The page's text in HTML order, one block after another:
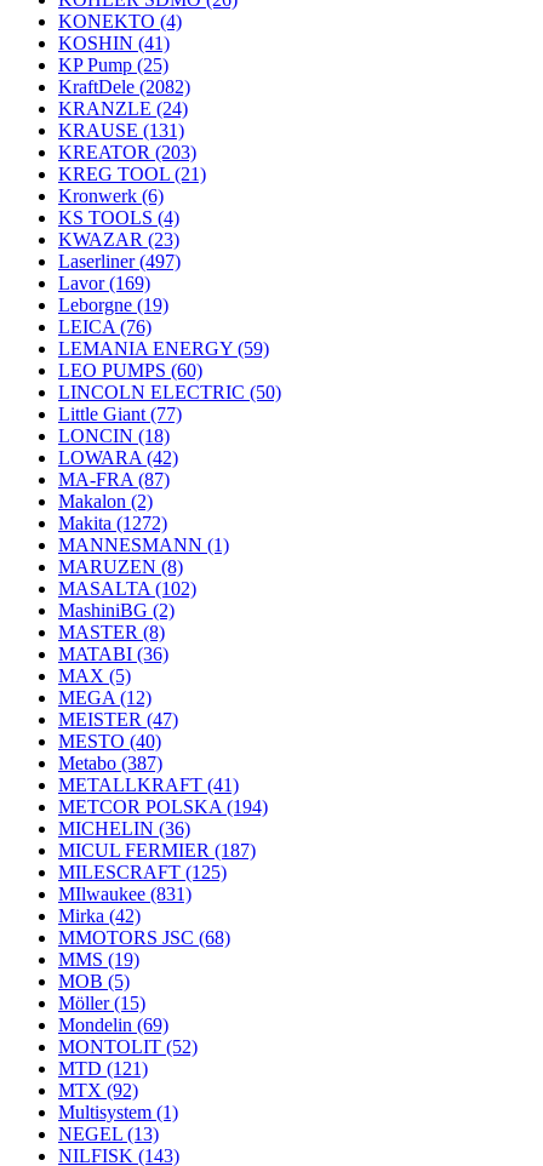
KONEKTO (4)
KOSHIN (41)
KP Pump (25)
KraftDele (2082)
KRANZLE (24)
KRAUSE (131)
KREATOR (203)
KREG TOOL (21)
Kronwerk (6)
KS TOOLS (4)
KWAZAR (23)
Laserliner(497)
Lavor(169)
Leborgne (19)
LEICA (76)
LEMANIA ENERGY (59)
LEO PUMPS (60)
LINCOLN ELECTRIC (50)
Little Giant (77)
LONCIN (18)
LOWARA (42)
MA-FRA (87)
Makalon (2)
Makita (1272)
MANNESMANN (1)
MARUZEN (8)
MASALTA (102)
MashiniBG (2)
MASTER (8)
MATABI (36)
MAX (5)
MEGA (12)
MEISTER (47)
MESTO (40)
Metabo (387)
METALLKRAFT (41)
METCOR POLSKA (194)
MICHELIN (36)
MICUL FERMIER (187)
MILESCRAFT (125)
MIlwaukee (831)
Mirka (42)
MMOTORS JSC (68)
MMS (19)
MOB (5)
Möller(15)
Mondelin (69)
MONTOLIT (52)
MTD (121)
MTX (92)
Multisystem (1)
NEGEL (13)
NILFISK (143)